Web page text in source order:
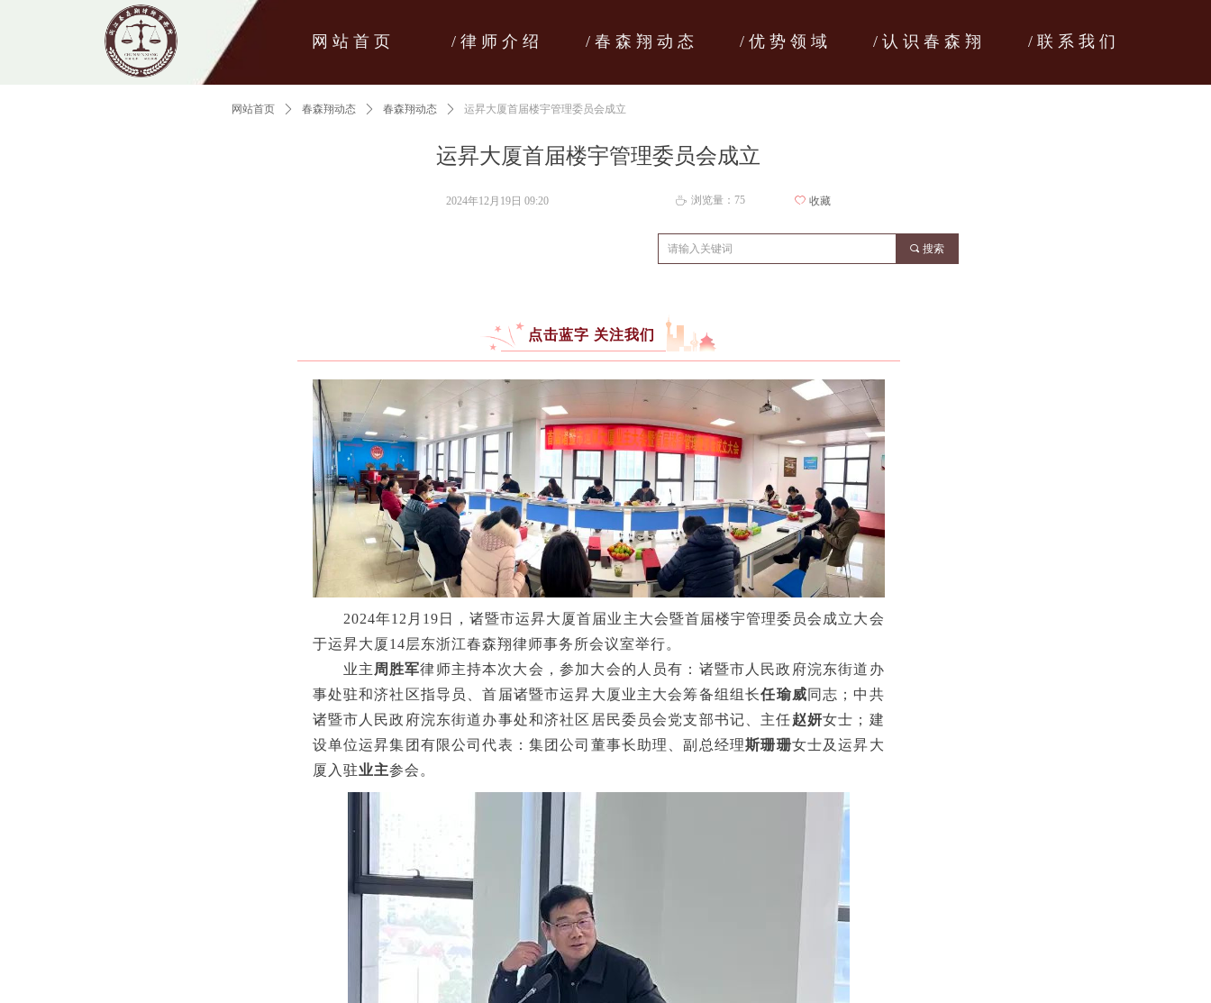
网 站 首 页 / 律 师 介 绍 / 春 森 翔 动 态 / 优 势 领 域 / 认 识 春 森 翔 / 联 系 我 们
运昇大厦首届楼宇管理委员会成立
网站首页 ꄲ 春森翔动态 ꄲ 春森翔动态 ꄲ 运昇大厦首届楼宇管理委员会成立
点击蓝字 关注我们
2024年12月19日，诸暨市运昇大厦首届业主大会暨首届楼宇管理委员会成立大会
于运昇大厦14层东浙江春森翔律师事务所会议室举行。
业主 周胜军律师主持本次大会，参加大会的人员有：诸暨市人民政府浣东街道办
事处驻和济社区指导员、首届诸暨市运昇大厦业主大会筹备组组长任瑜威同志；中共
诸暨市人民政府浣东街道办事处和济社区居民委员会党支部书记、主任赵妍女士；建
设单位运昇集团有限公司代表：集团公司董事长助理、副总经理斯珊珊女士及运昇大
厦入驻业主参会。
2024年12月19日 09:20 ꄘ 浏览量： 75 ꄀ 收藏
끠 搜索